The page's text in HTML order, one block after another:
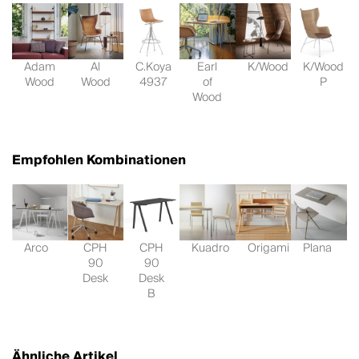
Adam
Wood
Al
Wood
C.Koya
4937
Earl
of
Wood
K/Wood K/Wood
P
Empfohlen Kombinationen
Arco CPH
90
Desk
CPH
90
Desk
B
Kuadro Origami Plana